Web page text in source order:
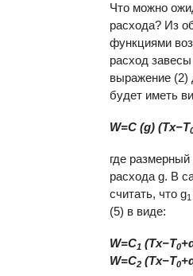
Что можно
расхода? Из
функциями
расход
выражение (2)
будет иметь
W=C (g) (Тх−Т
где
расхода g. В
считать, что g1
(5) в виде:
W=C1 (Тх−Т0
W=C2 (Тх−Т0